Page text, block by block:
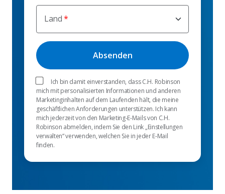
Land
Ich bin damit einverstanden, dass C.H. Robinson
mich mit personalisierten Informationen und anderen
Marketinginhalten auf dem Laufenden hält, die meine
geschäftlichen Anforderungen unterstützen. Ich kann
mich jederzeit von den Marketing-E-Mails von C.H.
Robinson abmelden, indem Sie den Link „Einstellungen
verwalten“ verwenden, welchen Sie in jeder E-Mail
finden.